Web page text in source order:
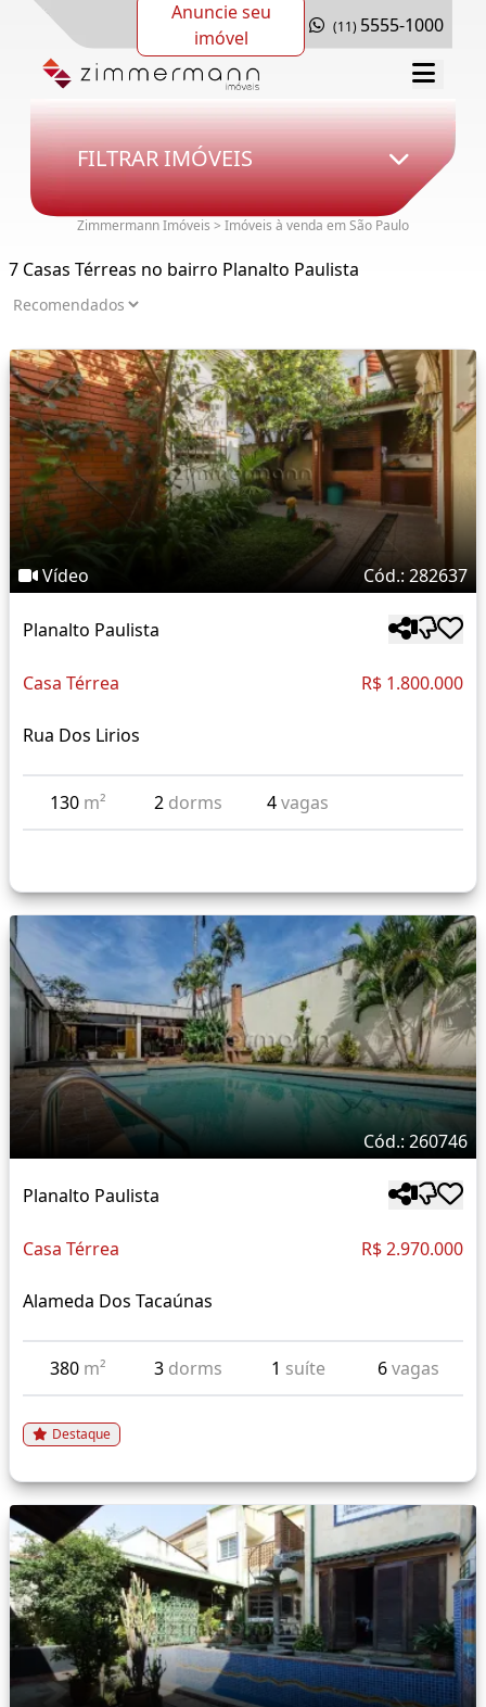
Anuncie seu
imóvel
(11) 5555-1000
FILTRAR IMÓVEIS
Zimmermann Imóveis > Imóveis à venda em São Paulo
7 Casas Térreas no bairro Planalto Paulista
Vídeo Cód.: 282637
Planalto Paulista
Casa Térrea R$ 1.800.000
Rua Dos Lirios
130 m² 2 dorms 4vagas
Cód.: 260746
Planalto Paulista
Casa Térrea R$ 2.970.000
Alameda Dos Tacaúnas
380 m² 3 dorms 1 suíte 6vagas
Destaque